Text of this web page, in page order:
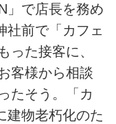
」で店長を務め
社前で「カフェ
った接客に、
客様から相談
たそう。「カ
建物老朽化のた